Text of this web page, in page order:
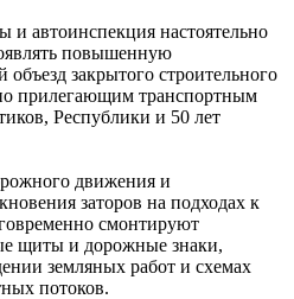
автоинспекция настоятельно
повышенную
закрытого строительного
прилегающим транспортным
Республики и 50 лет
движения и
заторов на подходах к
смонтируют
щиты и дорожные знаки,
земляных работ и схемах
потоков.